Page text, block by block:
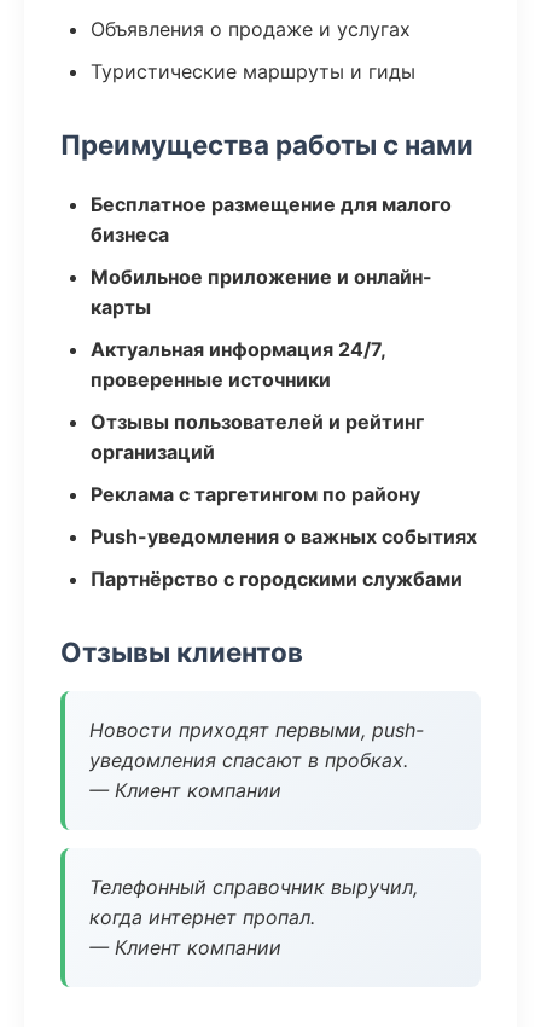
Объявления о продаже и услугах
Туристические маршруты и гиды
Преимущества работы с нами
Бесплатное размещение для малого
бизнеса
Мобильное приложение и онлайн-
карты
Актуальная информация 24/7,
проверенные источники
Отзывы пользователей и рейтинг
организаций
Реклама с таргетингом по району
Push-уведомления о важных событиях
Партнёрство с городскими службами
Отзывы клиентов
Новости приходят первыми, push-
уведомления спасают в пробках.
— Клиент компании
Телефонный справочник выручил,
когда интернет пропал.
— Клиент компании